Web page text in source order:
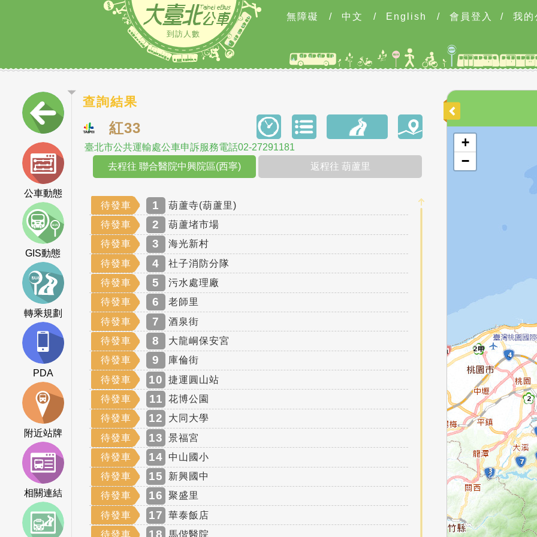
到訪人數
無障礙 / 中文 / English / 會員登入 / 我的
公車動態
GIS動態
轉乘規劃
PDA
附近站牌
相關連結
查詢結果
紅33
臺北市公共運輸處公車申訴服務電話02-27291181
去程往 聯合醫院中興院區(西寧)
返程往 葫蘆里
待發車 1
葫蘆寺(葫蘆里)
待發車
2
葫蘆堵市場
待發車
3
海光新村
待發車
4
社子消防分隊
待發車
5
污水處理廠
待發車
6
老師里
待發車
7
酒泉街
待發車
8
大龍峒保安宮
待發車
9
庫倫街
待發車
10
捷運圓山站
待發車
11
花博公園
待發車
12
大同大學
待發車
13
景福宮
待發車
14
中山國小
待發車
15
新興國中
待發車
16
聚盛里
待發車
17
華泰飯店
待發車
18 馬偕醫院
開啟地圖
+
−